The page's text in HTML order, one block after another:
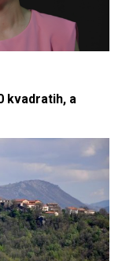
kvadratih, a